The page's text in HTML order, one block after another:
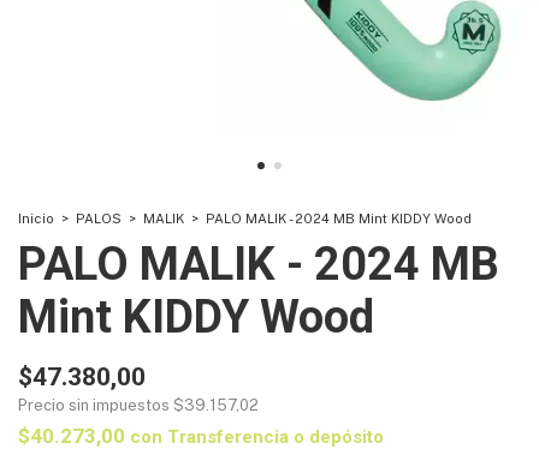
Inicio > PALOS > MALIK > PALO MALIK - 2024 MB Mint KIDDY Wood
PALO MALIK - 2024 MB
Mint KIDDY Wood
$47.380,00
Precio sin impuestos $39.157,02
$40.273,00 con Transferencia o depósito